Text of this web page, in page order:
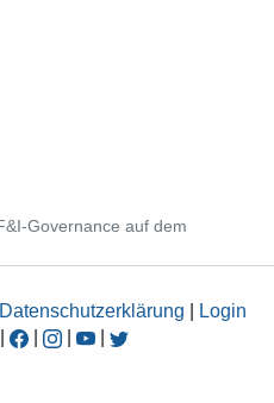
Governance auf dem
Datenschutzerklärung
Login